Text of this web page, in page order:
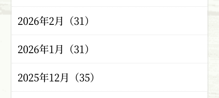
2026年2月（31）
2026年1月（31）
2025年12月（35）